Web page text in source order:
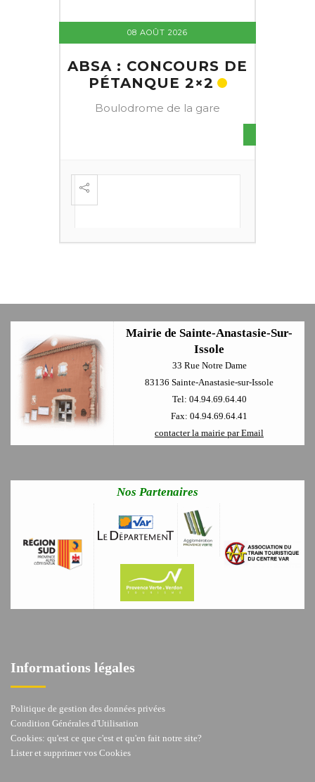
08 AOÛT 2026
ABSA : CONCOURS DE
PÉTANQUE 2×2
Boulodrome de la gare
Mairie de Sainte-Anastasie-Sur-
Issole
33 Rue Notre Dame
83136 Sainte-Anastasie-sur-Issole
Tel: 04.94.69.64.40
Fax: 04.94.69.64.41
contacter la mairie par Email
Nos Partenaires
Informations légales
Politique de gestion des données privées
Condition Générales d'Utilisation
Cookies: qu'est ce que c'est et qu'en fait notre site?
Lister et supprimer vos Cookies